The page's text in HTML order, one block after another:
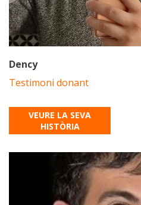
Dency
Testimoni donant
VEURE LA SEVA
HISTÒRIA